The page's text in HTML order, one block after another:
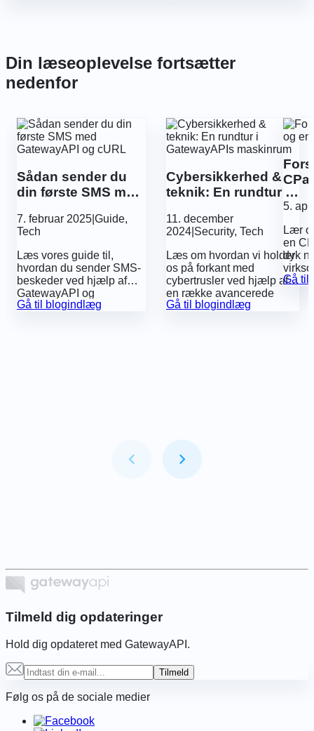
Din læseoplevelse fortsætter
nedenfor
Sådan sender du
din første SMS med
cURL
7. februar 2025 Guide,
Tech
Læs vores guide til,
hvordan du sender SMS-
beskeder ved hjælp af
GatewayAPI og
kodesproget cURL.
Gå til blogindlæg
Cybersikkerhed &
teknik: En rundtur i
maskinrum
11. december
2024 Security, Tech
Læs om hvordan vi holder
os på forkant med
cybertrusler ved hjælp af
en række avancerede
tekniske
Gå til blogindlæg
5.
Lær
en
dyk
Gå til
Tilmeld dig opdateringer
Hold dig opdateret med GatewayAPI.
Tilmeld
Følg os på de sociale medier